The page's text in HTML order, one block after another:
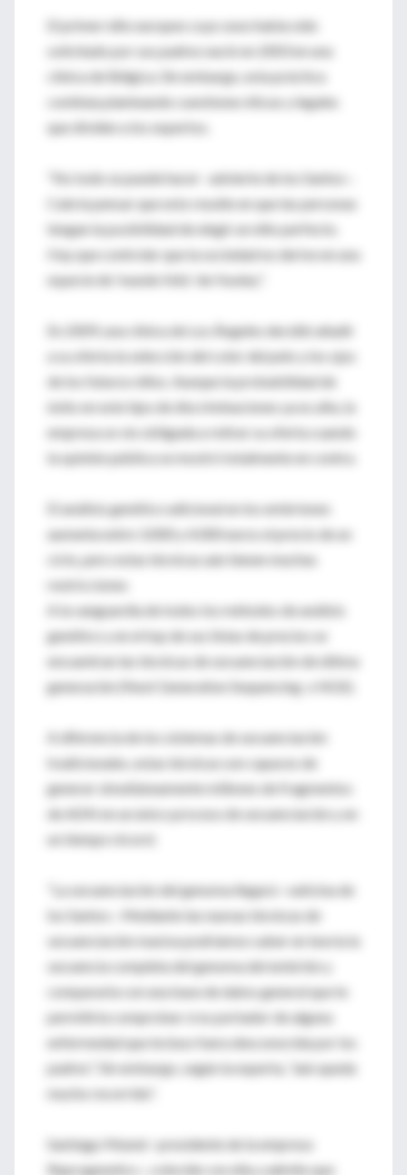
El primer niño europeo cuyo sexo había sido
solicitado por sus padres nació en 2003 en una
clínica de Bélgica. Sin embargo, esta práctica
continúa planteando cuestiones éticas y legales
que dividen a los expertos.
“No todo se puede hacer –advierte de los Santos–.
Cabría pensar que esto resulte en que las personas
tengan la posibilidad de elegir un niño perfecto.
Hay que controlar que la sociedad no derive en una
especie de ‘mundo feliz’ de Huxley”.
En 2009, una clínica de Los Ángeles decidió añadir
a su oferta la selección del color del pelo y los ojos
de los futuros niños. Aunque la probabilidad de
éxito en este tipo de discriminaciones ya es alta, la
empresa se vio obligada a retirar su oferta cuando
la opinión pública se mostró totalmente en contra.
El análisis genético adicional en los embriones
aumenta entre 3.000 y 4.000 euros el precio de un
ciclo, pero estas técnicas aún tienen muchas
restricciones
A la vanguardia de todos los métodos de análisis
genético y en el top de sus listas de precios se
encuentran las técnicas de secuenciación de última
generación (Next Generation Sequencing o NGS).
A diferencia de los sistemas de secuenciación
tradicionales, estas técnicas son capaces de
generar simultáneamente millones de fragmentos
de ADN en un único proceso de secuenciación y en
un tiempo récord.
“La secuenciación del genoma llegará –vaticina de
los Santos–. Mediante las nuevas técnicas de
secuenciación masiva podríamos saber en teoría la
secuencia completa del genoma del embrión y
compararla con una base de datos general que te
permitiría comprobar si es portador de alguna
enfermedad que incluso fuera desconocida por los
padres”. Sin embargo, según la experta, “aún queda
mucho recorrido”.
Santiago Munné –presidente de la empresa
Reprogenetics–, coincide con ella y admite que